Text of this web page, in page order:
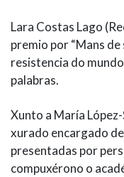
Lara Costas Lago
premio por “Mans
resistencia do
palabras.
Xunto a María
xurado encargado
presentadas por
compuxérono o